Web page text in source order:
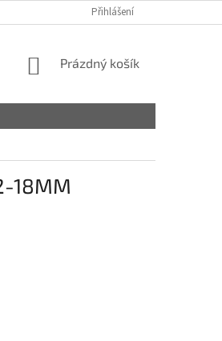
Přihlášení
NÁKUPNÍ
Prázdný košík
18MM